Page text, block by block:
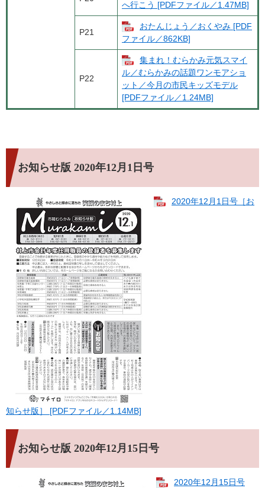
へ行こう [PDFファイル／1.47MB]
P21
おたんじょう／おくやみ [PDF
ファイル／862KB]
P22
集まれ！むらかみ元気スマイ
ル／むらかみの話題ワンモアショ
ット／今月の市民キッズモデル
[PDFファイル／1.24MB]
お知らせ版 2020年12月1日号
2020年12月1日号［お
知らせ版］ [PDFファイル／1.14MB]
お知らせ版 2020年12月15日号
2020年12月15日号